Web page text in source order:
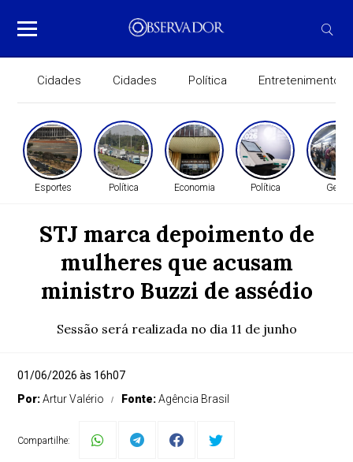
Cidades Cidades Política Entretenimento
Esportes Política Economia Política Geral
STJ marca depoimento de
mulheres que acusam
ministro Buzzi de assédio
Sessão será realizada no dia 11 de junho
01/06/2026 às 16h07
Por:Artur Valério Fonte:Agência Brasil
Compartilhe: